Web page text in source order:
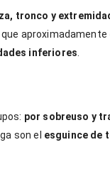
tronco y
que aproximadamente
inferiores
por sobreuso y
son el esguince de